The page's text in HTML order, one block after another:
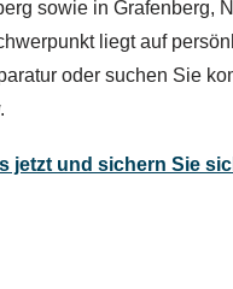
sowie in Grafenberg,
liegt auf
oder suchen Sie
jetzt und sichern Sie